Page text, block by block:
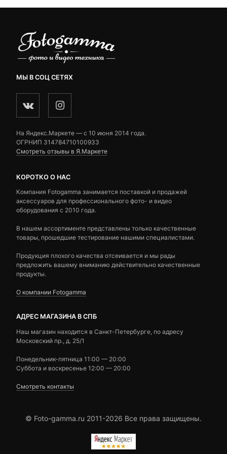
МЫ В СОЦ СЕТЯХ
На Яндекс.Маркете — c 10 июня 2014 года.
ОГРНИП 314784710100933
Смотреть отзывы в Я.Маркете
КОРОТКО О НАС
Компания Fotogamma занимается поставкой и продажей
аксессуаров для профессионального фото- и видео
оборудования с 2010 года.
В нашем ассортименте представлены только качественные
товары, прошедшие тестирование нашими специалистами.
Продукция плохого качества отсеивается и мы рады
предложить вашему вниманию действительно качественные
продукты.
О компании Fotogamma
АДРЕС МАГАЗИНА В СПБ
Наш магазин находится в Санкт-Петербурге, по адресу
Московский пр., д. 25/1
Понедельник-пятница 11:00 — 20:00
Суббота и воскресенье 12:00 — 20:00
Смотреть контакты
© Foto-gamma.ru 2011-2026 Все права защищены.